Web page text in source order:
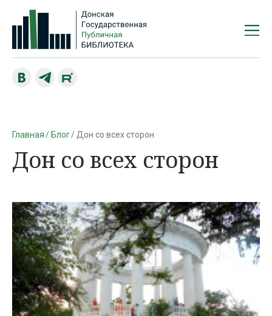
Главная Блог Дон со всех сторон
Дон со всех сторон